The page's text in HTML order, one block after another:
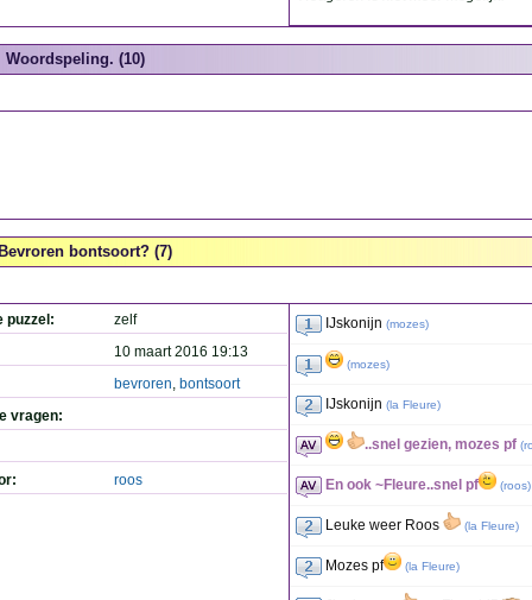
Woordspeling. (10)
bontsoort? (7)
puzzel:
zelf
10 maart 2016 19:13
bevroren, bontsoort
vragen:
roos
IJskonijn (mozes)
(mozes)
IJskonijn (la Fleure)
..snel gezien, mozes pf (
En ook ~Fleure..snel pf (roos)
Leuke weer Roos (la Fleure)
Mozes pf (la Fleure)